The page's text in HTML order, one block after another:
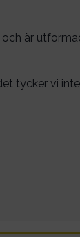
och är
tycker vi